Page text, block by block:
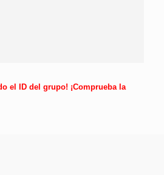
el ID del grupo! ¡Comprueba la